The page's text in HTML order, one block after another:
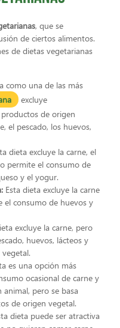
, que se
de ciertos alimentos.
de dietas vegetarianas
como una de las más
excluye
de origen
el pescado, los huevos,
dieta excluye la carne, el
permite el consumo de
y el yogur.
Esta dieta excluye la carne
el consumo de huevos y
excluye la carne, pero
huevos, lácteos y
es una opción más
ocasional de carne y
pero se basa
de origen vegetal.
dieta puede ser atractiva